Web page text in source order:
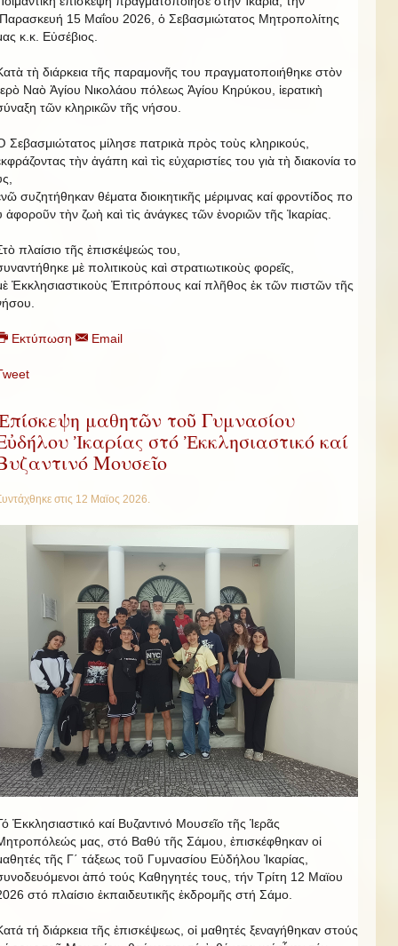
15 Μαΐου 2026, ὁ Σεβασμιώτατος Μητροπολίτης
κ.κ. Εὐσέβιος.
τὴ διάρκεια τῆς παραμονῆς του πραγματοποιήθηκε στὸν
Ναὸ Ἁγίου Νικολάου πόλεως Ἁγίου Κηρύκου, ἱερατικὴ
τῶν κληρικῶν τῆς νήσου.
Σεβασμιώτατος μίλησε πατρικὰ πρὸς τοὺς κληρικούς,
τὴν ἀγάπη καὶ τὶς εὐχαριστίες του γιὰ τὴ διακονία το
συζητήθηκαν θέματα διοικητικῆς μέριμνας καί φροντίδος πο
ἀφοροῦν τὴν ζωὴ καὶ τὶς ἀνάγκες τῶν ἐνοριῶν τῆς Ἰκαρίας.
πλαίσιο τῆς ἐπισκέψεώς του,
μὲ πολιτικοὺς καὶ στρατιωτικοὺς φορεῖς,
Ἐκκλησιαστικοὺς Ἐπιτρόπους καί πλῆθος ἐκ τῶν πιστῶν τῆς
Εκτύπωση Email
μαθητῶν τοῦ Γυμνασίου
Ἰκαρίας στό Ἐκκλησιαστικό καί
Μουσεῖο
στις 12 Μαϊος 2026
Ἐκκλησιαστικό καί Βυζαντινό Μουσεῖο τῆς Ἱερᾶς
μας, στό Βαθύ τῆς Σάμου, ἐπισκέφθηκαν οἱ
τῆς Γ΄ τάξεως τοῦ Γυμνασίου Εὐδήλου Ἰκαρίας,
ἀπό τούς Καθηγητές τους, τήν Τρίτη 12 Μαϊου
στό πλαίσιο ἐκπαιδευτικῆς ἐκδρομῆς στή Σάμο.
τή διάρκεια τῆς ἐπισκέψεως, οἱ μαθητές ξεναγήθηκαν στούς